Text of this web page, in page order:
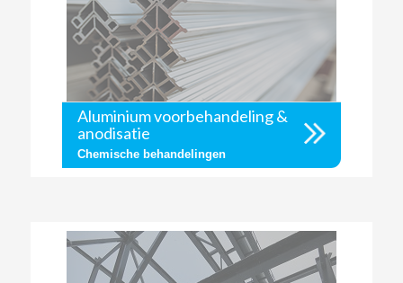
Aluminium voorbehandeling &
anodisatie
Chemische behandelingen